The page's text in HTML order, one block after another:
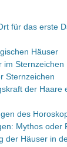
für das erste
Häuser
im Sternzeichen
Sternzeichen
der Haare
des
Mythos oder
der Häuser in